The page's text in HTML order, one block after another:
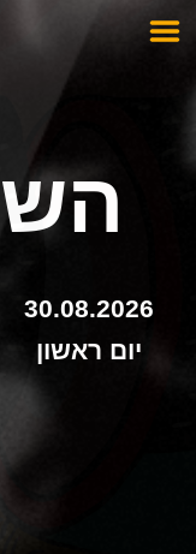
30.08.2026
יום ראשון